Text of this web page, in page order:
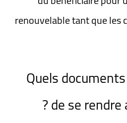
renouvelable tant que les
Quels
de se rendre